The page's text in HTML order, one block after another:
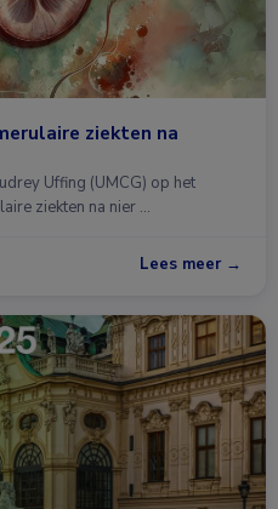
ziekten na
Uffing (UMCG) op het
ziekten na nier …
Lees meer →